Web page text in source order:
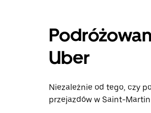
Uber
Niezależnie od tego, czy
przejazdów w Saint-